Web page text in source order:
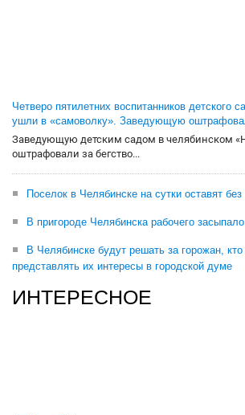
Четверо пятилетних воспитанников детского
ушли в «самоволку». Заведующую
Заведующую детским садом в челябинском
оштрафовали за бегство...
Поселок в Челябинске на сутки оставят
В пригороде Челябинска рабочего
В Челябинске будут решать за горожан, кто
представлять их интересы в городской думе
ИНТЕРЕСНОЕ